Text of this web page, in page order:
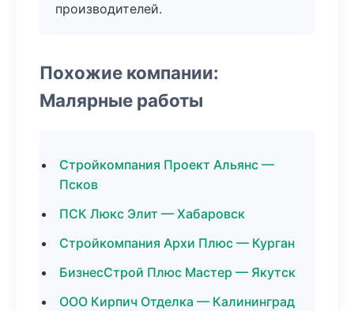
производителей.
Похожие компании:
Малярные работы
Стройкомпания Проект Альянс —
Псков
ПСК Люкс Элит — Хабаровск
Стройкомпания Архи Плюс — Курган
БизнесСтрой Плюс Мастер — Якутск
ООО Кирпич Отделка — Калининград